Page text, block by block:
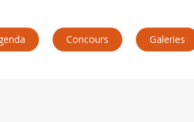
Concours Galeries